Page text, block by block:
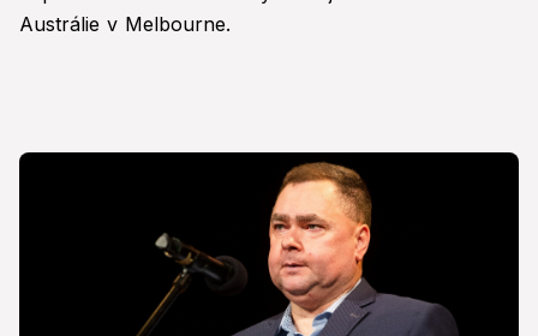
Austrálie v Melbourne.